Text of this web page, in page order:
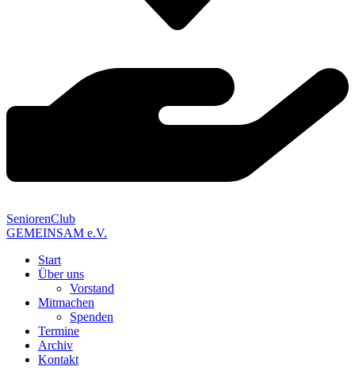
SeniorenClub
GEMEINSAM e.V.
Start
Über uns
Vorstand
Mitmachen
Spenden
Termine
Archiv
Kontakt